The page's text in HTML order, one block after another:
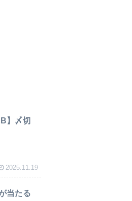
】〆切
2025.11.19
当たる